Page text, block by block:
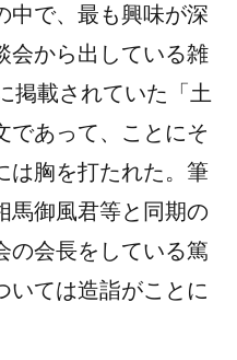
中で、最も興味が深
会から出している雑
掲載されていた「土
であって、ことにそ
は胸を打たれた。筆
馬御風君等と同期の
の会長をしている篤
いては造詣がことに